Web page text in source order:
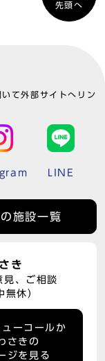
先頭へ
て外部サイトへリン
LINE
施設一覧
き
見、ご相談
休）
ーコールか
さきの
ジを見る